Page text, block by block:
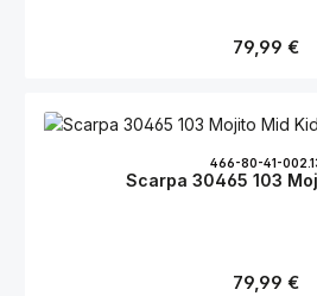
Regulärer
79,99 €
466-80-41-
Scarpa 30465 103
Regulärer
79,99 €